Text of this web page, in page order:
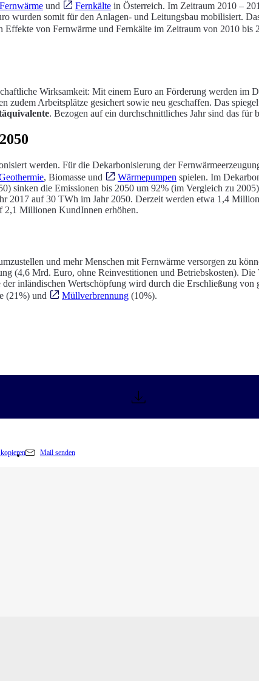
Fernwärme und Fernkälte in Österreich. Im Zeitraum 2010 –
wurden somit für den Anlagen- und Leitungsbau mobilisiert.
von Fernwärme und Fernkälte im Zeitraum von 2010 bis
Wirksamkeit: Mit einem Euro an Förderung werden im
zudem Arbeitsplätze gesichert sowie neu geschaffen. Das
. Bezogen auf ein durchschnittliches Jahr sind das für
werden. Für die Dekarbonisierung der
, Biomasse und Wärmepumpen spielen. Im
sinken die Emissionen bis 2050 um 92% (im Vergleich zu
2017 auf 30 TWh im Jahr 2050. Derzeit werden etwa 1,4
2,1 Millionen KundInnen erhöhen.
und mehr Menschen mit Fernwärme versorgen zu
(4,6 Mrd. Euro, ohne Reinvestitionen und Betriebskosten).
inländischen Wertschöpfung wird durch die Erschließung von
(21%) und
Müllverbrennung (10%).
Mail senden